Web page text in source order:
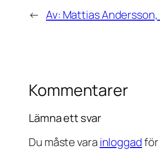
← Av: Mattias
Kommentarer
Lämna ett svar
Du måste vara inloggadför